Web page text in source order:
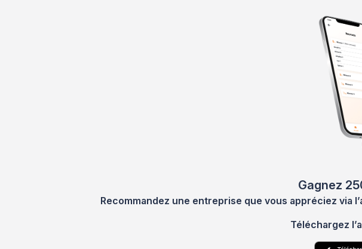
Gagnez
Recommandez une entreprise que vous appréciez via
Téléchargez